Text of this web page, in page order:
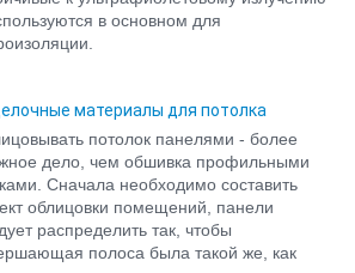
в основном для
материалы для потолка
потолок панелями - более
дело, чем обшивка профильными
Сначала необходимо составить
облицовки помещений, панели
распределить так, чтобы
полоса была такой же, как